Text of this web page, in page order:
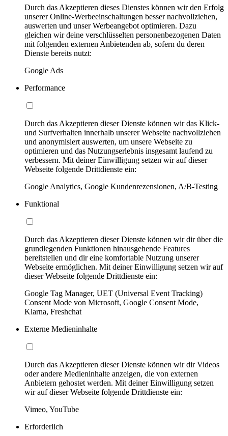
Durch das Akzeptieren dieses Dienstes können wir den Erfolg
unserer Online-Werbeeinschaltungen besser nachvollziehen,
auswerten und unser Werbeangebot optimieren. Dazu
gleichen wir deine verschlüsselten personenbezogenen Daten
mit folgenden externen Anbietenden ab, sofern du deren
Dienste bereits nutzt:
Google Ads
Performance
Durch das Akzeptieren dieser Dienste können wir das Klick-
und Surfverhalten innerhalb unserer Webseite nachvollziehen
und anonymisiert auswerten, um unsere Webseite zu
optimieren und das Nutzungserlebnis insgesamt laufend zu
verbessern. Mit deiner Einwilligung setzen wir auf dieser
Webseite folgende Drittdienste ein:
Google Analytics, Google Kundenrezensionen, A/B-Testing
Funktional
Durch das Akzeptieren dieser Dienste können wir dir über die
grundlegenden Funktionen hinausgehende Features
bereitstellen und dir eine komfortable Nutzung unserer
Webseite ermöglichen. Mit deiner Einwilligung setzen wir auf
dieser Webseite folgende Drittdienste ein:
Google Tag Manager, UET (Universal Event Tracking)
Consent Mode von Microsoft, Google Consent Mode,
Klarna, Freshchat
Externe Medieninhalte
Durch das Akzeptieren dieser Dienste können wir dir Videos
oder andere Medieninhalte anzeigen, die von externen
Anbietern gehostet werden. Mit deiner Einwilligung setzen
wir auf dieser Webseite folgende Drittdienste ein:
Vimeo, YouTube
Erforderlich